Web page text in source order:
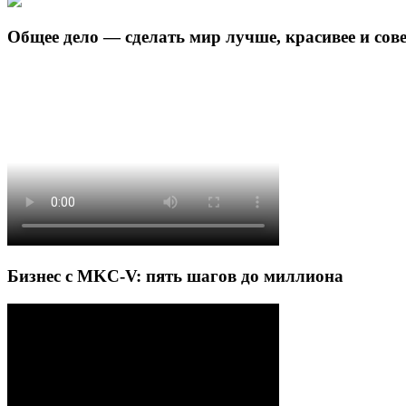
Общее дело — сделать мир лучше, красивее и
Бизнес с MKC-V: пять шагов до миллиона